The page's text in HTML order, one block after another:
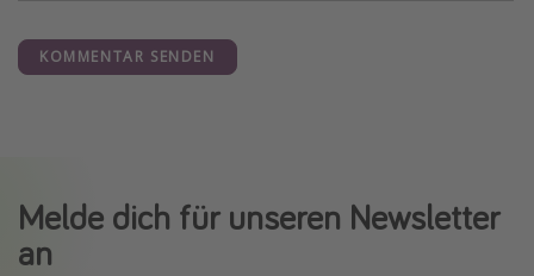
KOMMENTAR SENDEN
Melde dich für unseren Newsletter
an